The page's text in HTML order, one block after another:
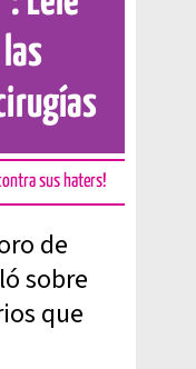
sus haters!
de
sobre
que